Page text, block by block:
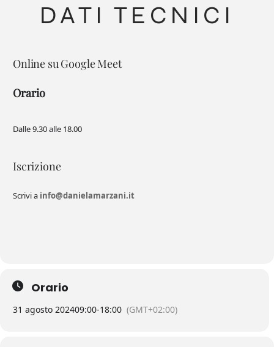
DATI TECNICI
Online su Google Meet
Orario
Dalle 9.30 alle 18.00
Iscrizione
Scrivi a info@danielamarzani.it
Orario
31 agosto 202409:00-18:00 (GMT+02:00)